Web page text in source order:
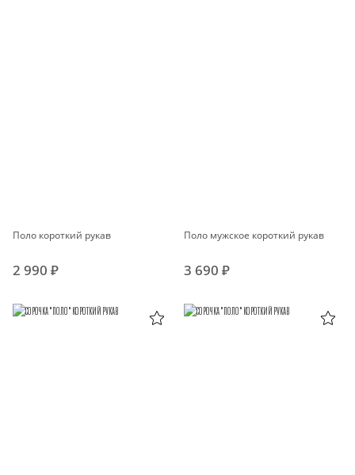
Поло короткий рукав
2 990 ₽
Поло мужское короткий рукав
3 690 ₽